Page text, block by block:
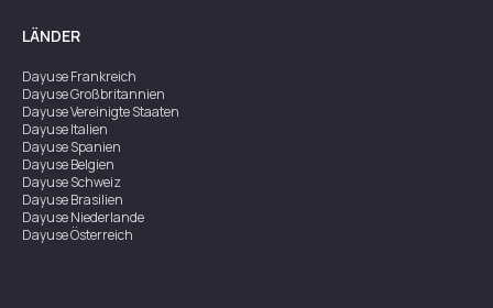
LÄNDER
DayuseFrankreich
DayuseGroßbritannien
DayuseVereinigte Staaten
DayuseItalien
DayuseSpanien
DayuseBelgien
DayuseSchweiz
DayuseBrasilien
DayuseNiederlande
DayuseÖsterreich